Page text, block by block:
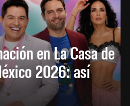
en La Casa de
2026: así